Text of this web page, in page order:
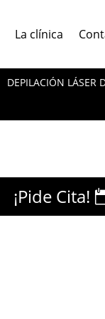
La clínica
DEPILACIÓN LÁSER
¡Pide Cita!